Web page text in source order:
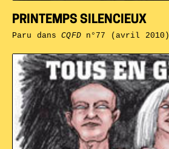
PRINTEMPS SILENCIEUX
Paru dansCQFDn°77 (avril 2010)